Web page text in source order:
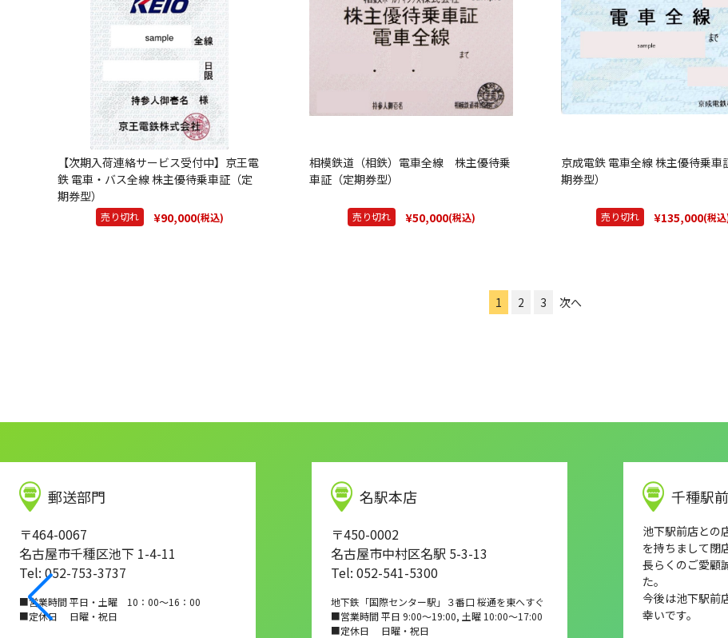
【次期入荷連絡サービス受付中】京王電
鉄 電車・バス全線 株主優待乗車証（定
期券型）
売り切れ ¥90,000(税込)
相模鉄道（相鉄）電車全線 株主優待乗
車証（定期券型）
売り切れ ¥50,000(税込)
京成電鉄 電車全線 株主優待乗車
期券型）
売り切れ ¥135,000(税
1 2 3 次へ
郵送部門
〒464-0067
名古屋市千種区池下 1-4-11
Tel: 052-753-3737
■営業時間 平日・土曜 10：00～16：00
■定休日 日曜・祝日
名駅本店
〒450-0002
名古屋市中村区名駅 5-3-13
Tel: 052-541-5300
地下鉄「国際センター駅」３番口 桜通を東へすぐ
■営業時間 平日 9:00～19:00, 土曜 10:00～17:00
■定休日 日曜・祝日
千種駅
池下駅前店との
を持ちまして閉
長らくのご愛顧
た。
今後は池下駅前
幸いです。